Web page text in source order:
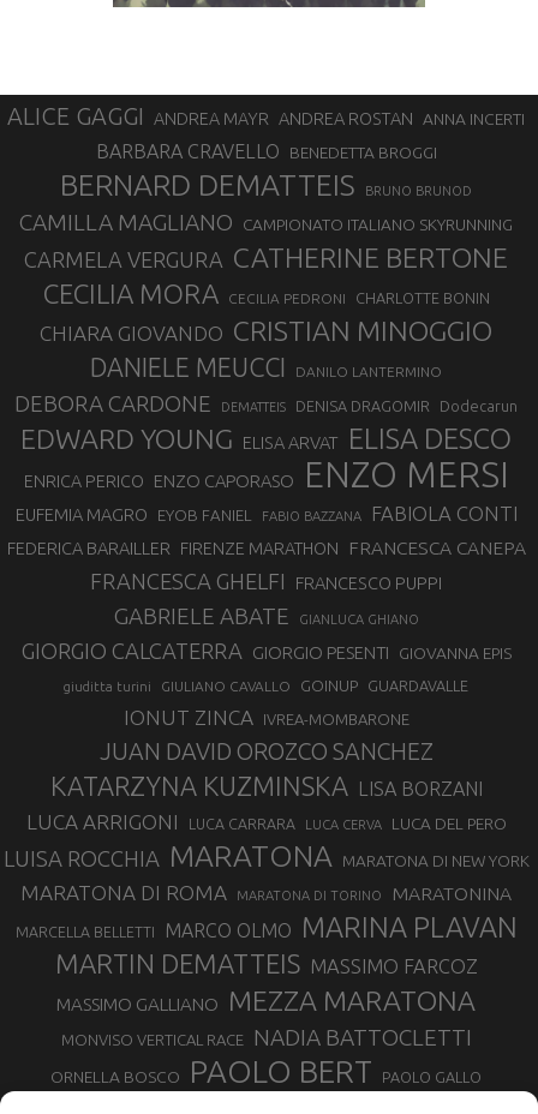
ALICE GAGGI ANDREA MAYR ANDREA ROSTAN ANNA INCERTI
BARBARA CRAVELLO BENEDETTA BROGGI
BERNARD DEMATTEIS BRUNO BRUNOD
CAMILLA MAGLIANO CAMPIONATO ITALIANO SKYRUNNING
CARMELA VERGURA CATHERINE BERTONE
CECILIA MORA CECILIA PEDRONI CHARLOTTE BONIN
CHIARA GIOVANDO CRISTIAN MINOGGIO
DANIELE MEUCCI DANILO LANTERMINO
DEBORA CARDONE DEMATTEIS DENISA DRAGOMIR Dodecarun
EDWARD YOUNG ELISA ARVAT ELISA DESCO
ENRICA PERICO ENZO CAPORASO ENZO MERSI
EUFEMIA MAGRO EYOB FANIEL FABIO BAZZANA FABIOLA CONTI
FEDERICA BARAILLER FIRENZE MARATHON FRANCESCA CANEPA
FRANCESCA GHELFI FRANCESCO PUPPI
GABRIELE ABATE GIANLUCA GHIANO
GIORGIO CALCATERRA GIORGIO PESENTI GIOVANNA EPIS
giuditta turini GIULIANO CAVALLO GOINUP GUARDAVALLE
IONUT ZINCA IVREA-MOMBARONE
JUAN DAVID OROZCO SANCHEZ
KATARZYNA KUZMINSKA LISA BORZANI
LUCA ARRIGONI LUCA CARRARA LUCA CERVA LUCA DEL PERO
LUISA ROCCHIA MARATONA MARATONA DI NEW YORK
MARATONA DI ROMA MARATONA DI TORINO MARATONINA
MARCELLA BELLETTI MARCO OLMO MARINA PLAVAN
MARTIN DEMATTEIS MASSIMO FARCOZ
MASSIMO GALLIANO MEZZA MARATONA
MONVISO VERTICAL RACE NADIA BATTOCLETTI
ORNELLA BOSCO PAOLO BERT PAOLO GALLO